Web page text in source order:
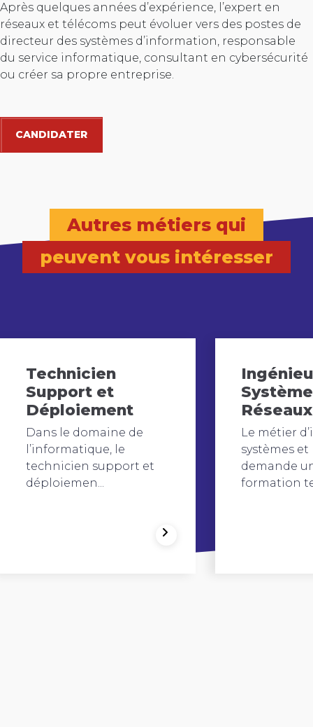
Après quelques années d’expérience, l’expert en
réseaux et télécoms peut évoluer vers des postes de
directeur des systèmes d’information, responsable
du service informatique, consultant en cybersécurité
ou créer sa propre entreprise.
CANDIDATER
Autres métiers qui
peuvent vous intéresser
Technicien
Support et
Déploiement
Dans le domaine de
l’informatique, le
technicien support et
déploiemen...
Réseaux
Le métier
systèmes et
demande
formation